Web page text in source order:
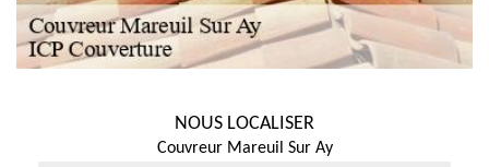
NOUS LOCALISER
Couvreur Mareuil Sur Ay